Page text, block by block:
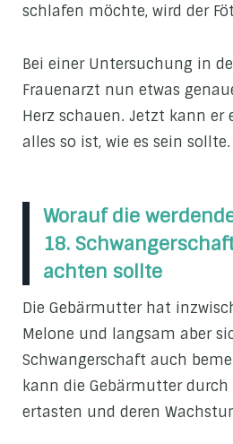
schlafen möchte, wird der
Bei einer Untersuchung in
Frauenarzt nun etwas
Herz schauen. Jetzt kann er
alles so ist, wie es sein sollte.
Worauf die
18.
achten sollte
Die Gebärmutter hat
Melone und langsam aber
Schwangerschaft auch
kann die Gebärmutter durch
ertasten und deren